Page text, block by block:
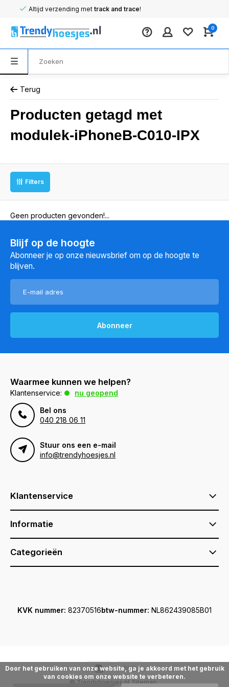
Altijd verzending mettrack and trace!
0
Terug
Producten getagd met
modulek-iPhoneB-C010-IPX
Filters
Geen producten gevonden!...
Blijf op de hoogte
Abonneer je op onze nieuwsbrief om op de hoogte te
blijven.
Abonneer
Waarmee kunnen we helpen?
Klantenservice:
nu geopend
Bel ons
040 218 06 11
Stuur ons een e-mail
info@trendyhoesjes.nl
Klantenservice
Informatie
Categorieën
KVK nummer: 82370516btw-nummer: NL862439085B01
© Trendyhoesjes.nl Sitemap
Door het gebruiken van onze website, ga je akkoord met het gebruik
van cookies om onze website te verbeteren.